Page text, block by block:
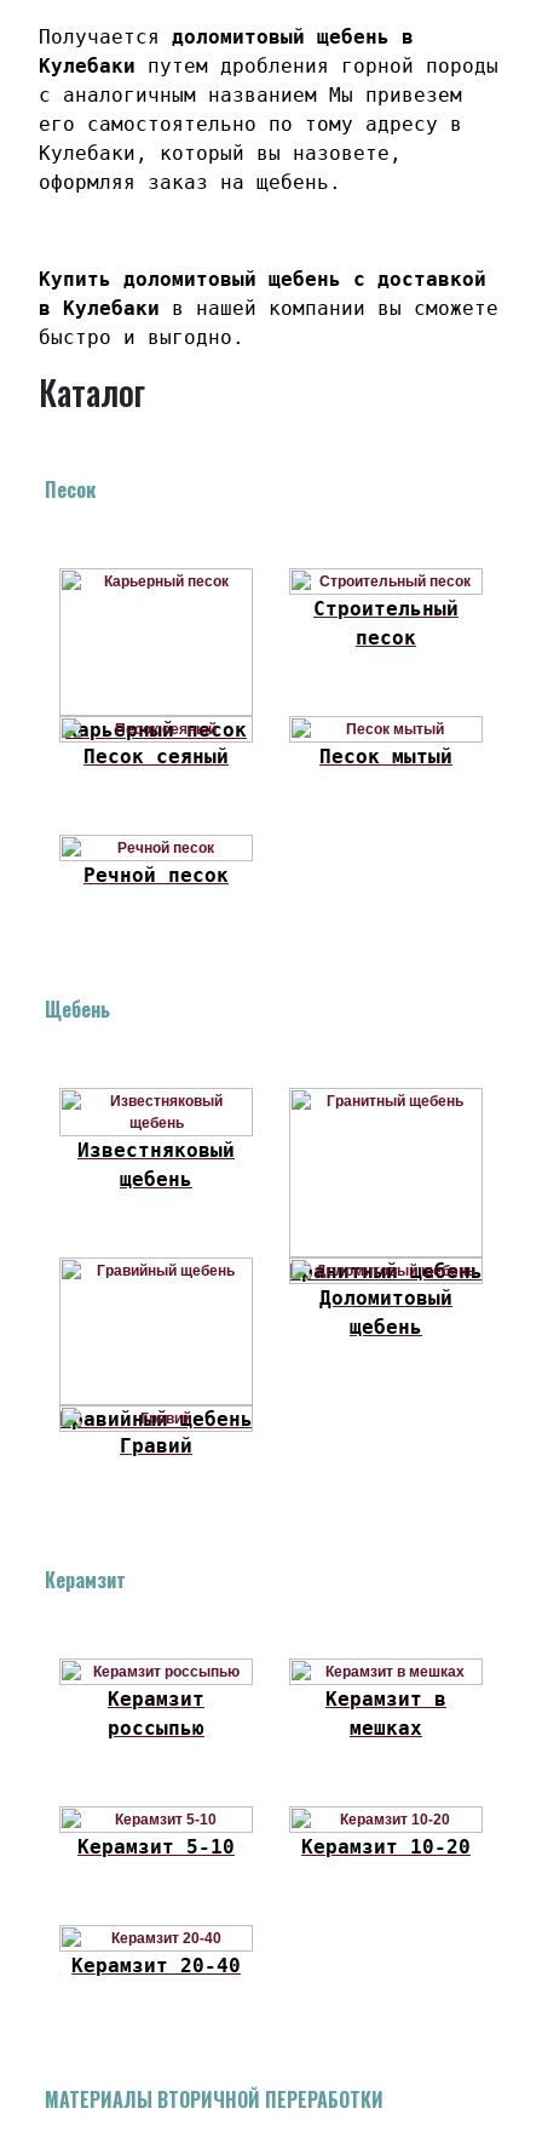
Получаетсядоломитовый щебень в
Кулебаки путем дробления горной породы
с аналогичным названием Мы привезем
его самостоятельно по тому адресу в
Кулебаки, который вы назовете,
оформляя заказ на щебень.
Купить доломитовый щебень с доставкой
в Кулебаки в нашей компании вы сможете
быстро и выгодно.
Каталог
Песок
Карьерный песок
Строительный
песок
Песок сеяный Песок мытый
Речной песок
Щебень
Известняковый
щебень
Гранитный щебень
Гравийный щебень
Доломитовый
щебень
Гравий
Керамзит
Керамзит
россыпью
Керамзит в
мешках
Керамзит 5-10 Керамзит 10-20
Керамзит 20-40
МАТЕРИАЛЫ ВТОРИЧНОЙ ПЕРЕРАБОТКИ